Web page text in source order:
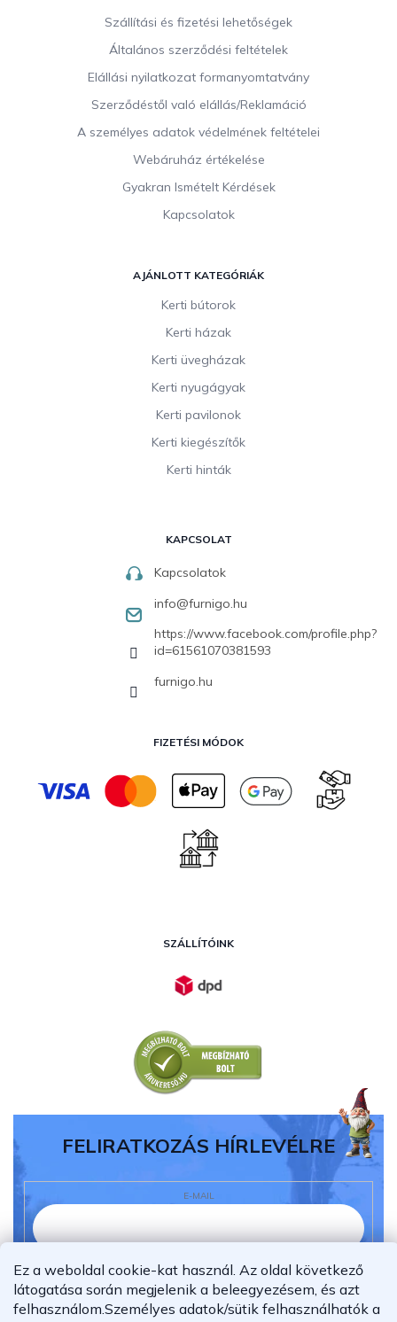
Ez a weboldal cookie-kat használ. Az oldal következő
látogatása során megjelenik a beleegyezésem, és azt
felhasználom.Személyes adatok/sütik felhasználhatók a
Szállítási és fizetési lehetőségek
Általános szerződési feltételek
Elállási nyilatkozat formanyomtatvány
Szerződéstől való elállás/Reklamáció
A személyes adatok védelmének feltételei
Webáruház értékelése
Gyakran Ismételt Kérdések
Kapcsolatok
AJÁNLOTT KATEGÓRIÁK
Kerti bútorok
Kerti házak
Kerti üvegházak
Kerti nyugágyak
Kerti pavilonok
Kerti kiegészítők
Kerti hinták
KAPCSOLAT
Kapcsolatok
info@furnigo.hu
https://www.facebook.com/profile.php?
id=61561070381593
furnigo.hu
FIZETÉSI MÓDOK
SZÁLLÍTÓINK
FELIRATKOZÁS HÍRLEVÉLRE
E-MAIL
Elolvastam és megértettem azadatvédelmi
nyilatkozatot.